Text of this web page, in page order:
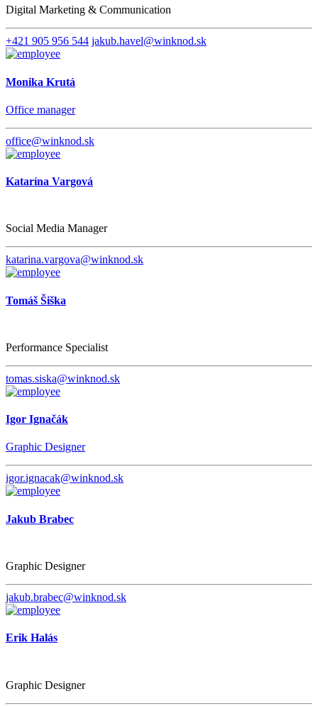
Digital Marketing & Communication
+421 905 956 544 jakub.havel@winknod.sk
Monika Krutá
Office manager
office@winknod.sk
Katarína Vargová
Social Media Manager
katarina.vargova@winknod.sk
Tomáš Šiška
Performance Specialist
tomas.siska@winknod.sk
Igor Ignačák
Graphic Designer
igor.ignacak@winknod.sk
Jakub Brabec
Graphic Designer
jakub.brabec@winknod.sk
Erik Halás
Graphic Designer